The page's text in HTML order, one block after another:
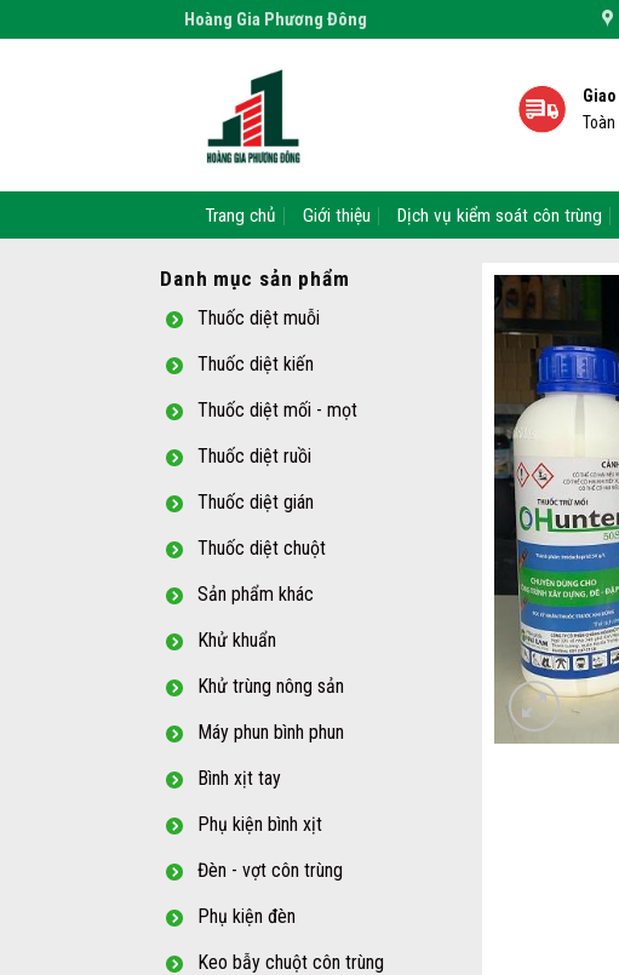
Hoàng Gia Phương Đông
Toàn
Trang chủ Giới thiệu Dịch vụ kiểm soát côn trùng
Danh mục sản phẩm
Thuốc diệt muỗi
Thuốc diệt kiến
Thuốc diệt mối - mọt
Thuốc diệt ruồi
Thuốc diệt gián
Thuốc diệt chuột
Sản phẩm khác
Khử khuẩn
Khử trùng nông sản
Máy phun bình phun
Bình xịt tay
Phụ kiện bình xịt
Đèn - vợt côn trùng
Phụ kiện đèn
Keo bẫy chuột côn trùng